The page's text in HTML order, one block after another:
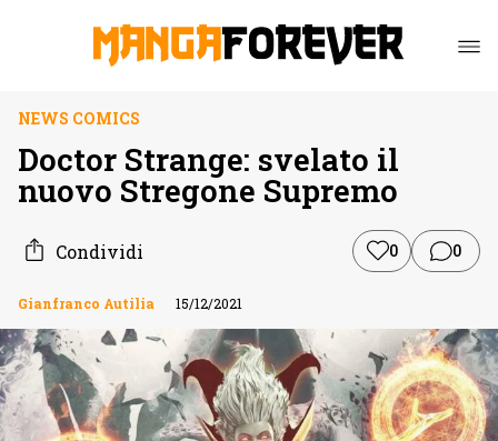
NEWS COMICS
Doctor Strange: svelato il
nuovo Stregone Supremo
Condividi 0 0
Gianfranco Autilia 15/12/2021